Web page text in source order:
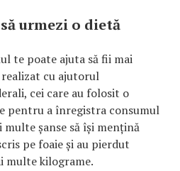
urmezi o dietă
te poate ajuta să fii mai
cu ajutorul
cei care au folosit o
pentru a înregistra consumul
șanse să își mențină
pe foaie și au pierdut
multe kilograme.